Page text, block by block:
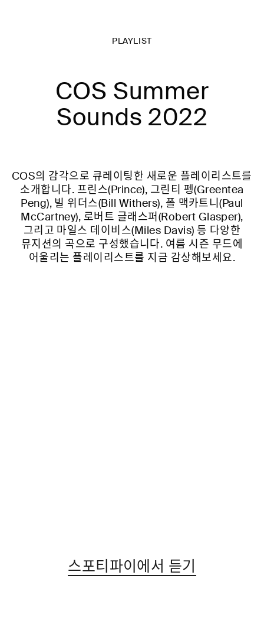
PLAYLIST
COS Summer
Sounds 2022
COS의 감각으로 큐레이팅한 새로운 플레이리스트를
소개합니다. 프린스(Prince), 그린티 펭(Greentea
Peng), 빌 위더스(Bill Withers), 폴 맥카트니(Paul
McCartney), 로버트 글래스퍼(Robert Glasper),
그리고 마일스 데이비스(Miles Davis) 등 다양한
뮤지션의 곡으로 구성했습니다. 여름 시즌 무드에
어울리는 플레이리스트를 지금 감상해보세요.
스포티파이에서 듣기